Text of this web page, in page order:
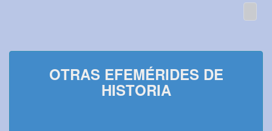
OTRAS EFEMÉRIDES DE
HISTORIA